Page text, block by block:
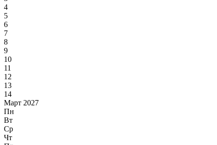
4
5
6
7
8
9
10
11
12
13
14
Март 2027
Пн
Вт
Ср
Чт